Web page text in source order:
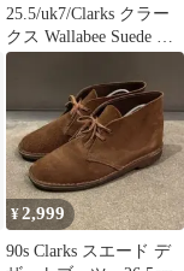
25.5/uk7/Clarks クラー
クス Wallabee Suede ブ
ーツ
¥2,999
90s Clarks スエード デ